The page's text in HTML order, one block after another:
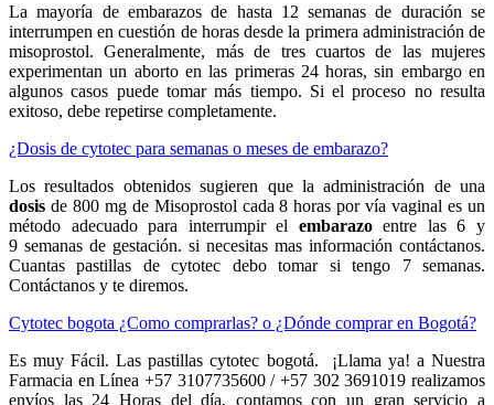
La mayoría de embarazos de hasta 12 semanas de duración se
interrumpen en cuestión de horas desde la primera administración de
misoprostol. Generalmente, más de tres cuartos de las mujeres
experimentan un aborto en las primeras 24 horas, sin embargo en
algunos casos puede tomar más tiempo. Si el proceso no resulta
exitoso, debe repetirse completamente.
¿Dosis de cytotec para semanas o meses de embarazo?
Los resultados obtenidos sugieren que la administración de una
dosis de 800 mg de Misoprostol cada 8 horas por vía vaginal es un
método adecuado para interrumpir el embarazoentre las 6 y
9 semanas de gestación. si necesitas mas información contáctanos.
Cuantas pastillas de cytotec debo tomar si tengo 7 semanas.
Contáctanos y te diremos.
Cytotec bogota ¿Como comprarlas? o ¿Dónde comprar en Bogotá?
Es muy Fácil. Las pastillas cytotec bogotá. ¡Llama ya! a Nuestra
Farmacia en Línea +57 3107735600 / +57 302 3691019 realizamos
envíos las 24 Horas del día, contamos con un gran servicio a